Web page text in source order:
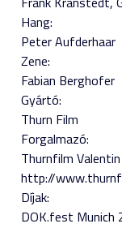
Hang:
Peter Aufderhaar
Zene:
Fabian Berghofer
Gyártó:
Thurn Film
Forgalmazó:
Thurnfilm
http://
Díjak:
DOK.fest Munich